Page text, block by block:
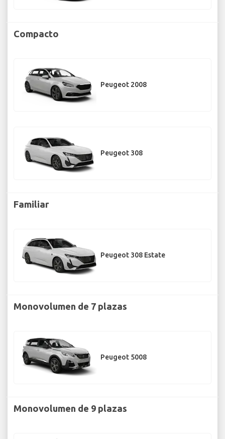
Compacto
Peugeot 2008
Peugeot 308
Familiar
Peugeot 308 Estate
Monovolumen de 7 plazas
Peugeot 5008
Monovolumen de 9 plazas